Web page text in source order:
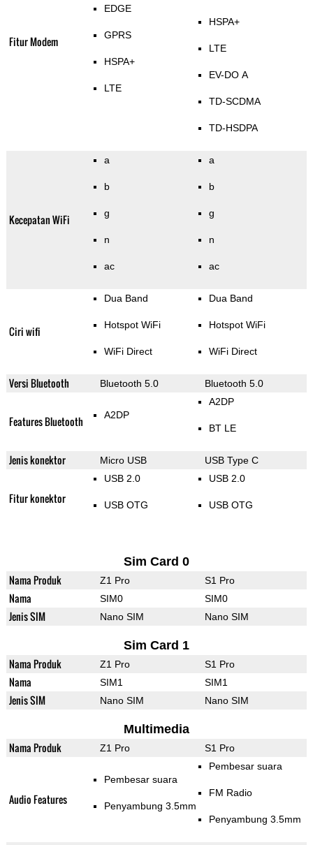
Fitur Modem
EDGE
GPRS
HSPA+
LTE
HSPA+
LTE
EV-DO A
TD-SCDMA
TD-HSDPA
Kecepatan WiFi
a
b
g
n
ac
a
b
g
n
ac
Ciri wifi
Dua Band
Hotspot WiFi
WiFi Direct
Dua Band
Hotspot WiFi
WiFi Direct
Versi Bluetooth Bluetooth 5.0 Bluetooth 5.0
Features Bluetooth A2DP
A2DP
BT LE
Jenis konektor Micro USB USB Type C
Fitur konektor
USB 2.0
USB OTG
USB 2.0
USB OTG
Sim Card 0
Nama Produk Z1 Pro S1 Pro
Nama SIM0 SIM0
Jenis SIM Nano SIM Nano SIM
Sim Card 1
Nama Produk Z1 Pro S1 Pro
Nama SIM1 SIM1
Jenis SIM Nano SIM Nano SIM
Multimedia
Nama Produk Z1 Pro S1 Pro
Audio Features
Pembesar suara
Penyambung 3.5mm
Pembesar suara
FM Radio
Penyambung 3.5mm